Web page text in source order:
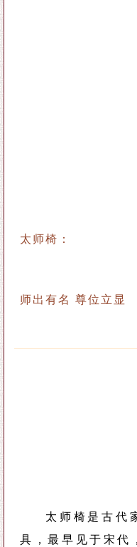
太师椅：
师出有名 尊位立显
太师椅是古代
具，最早见于宋代